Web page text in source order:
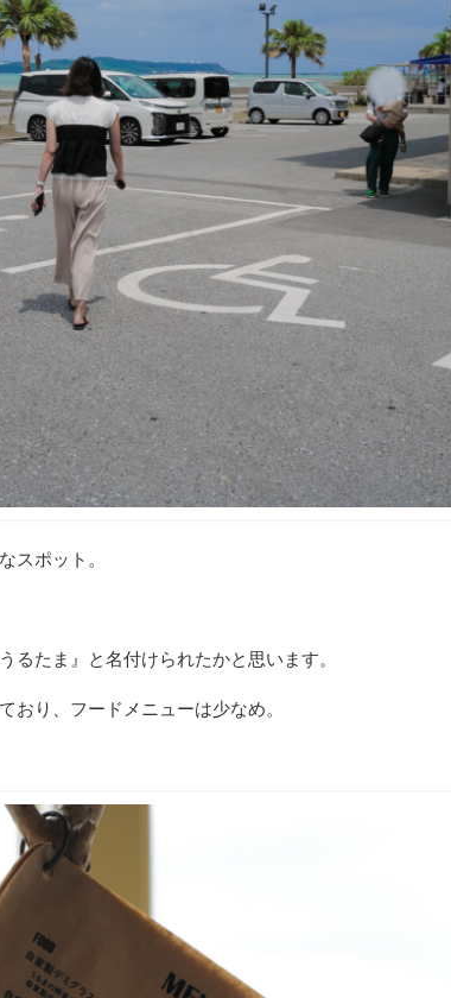
スポット。
るたま』と名付けられたかと思います。
おり、フードメニューは少なめ。